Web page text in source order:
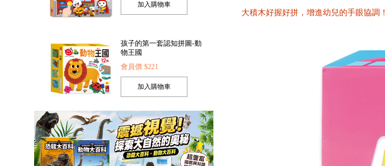
孩子的第一套認知拼圖-動
物王國
會員價:$221
大積木好握好拼，增進幼兒的手眼協調！